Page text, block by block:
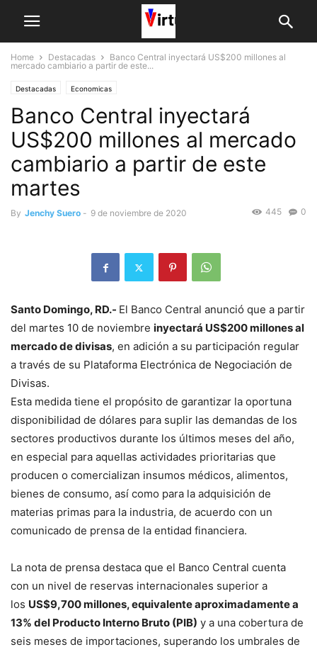
Home Destacadas
Banco Central inyectará US$200 millones al
mercado cambiario a partir de este...
Destacadas Economicas
Banco Central inyectará
US$200 millones al mercado
cambiario a partir de este
martes
By Jenchy Suero - 9 de noviembre de 2020 0
445
Santo Domingo, RD.- El Banco Central anunció que a partir
del martes 10 de noviembre inyectará US$200 millones al
mercado de divisas, en adición a su participación regular
a través de su Plataforma Electrónica de Negociación de
Divisas.
Esta medida tiene el propósito de garantizar la oportuna
disponibilidad de dólares para suplir las demandas de los
sectores productivos durante los últimos meses del año,
en especial para aquellas actividades prioritarias que
producen o comercializan insumos médicos, alimentos,
bienes de consumo, así como para la adquisición de
materias primas para la industria, de acuerdo con un
comunicado de prensa de la entidad financiera.
La nota de prensa destaca que el Banco Central cuenta
con un nivel de reservas internacionales superior a
los US$9,700 millones, equivalente aproximadamente a
13% del Producto Interno Bruto (PIB) y a una cobertura de
seis meses de importaciones, superando los umbrales de